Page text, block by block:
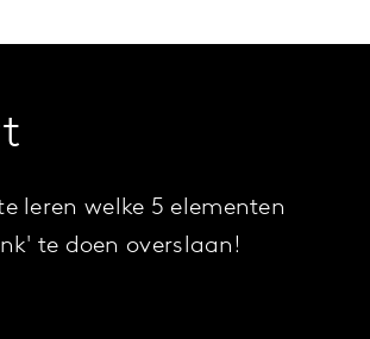
leren welke 5 elementen
te doen overslaan!